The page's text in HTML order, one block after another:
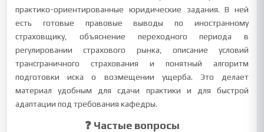
практико-ориентированные юридические задания. В ней
есть готовые правовые выводы по иностранному
страховщику, объяснение переходного периода в
регулировании страхового рынка, описание условий
трансграничного страхования и понятный алгоритм
подготовки иска о возмещении ущерба. Это делает
материал удобным для сдачи практики и для быстрой
адаптации под требования кафедры.
❓ Частые вопросы